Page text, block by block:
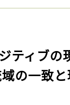
ティブの
の一致